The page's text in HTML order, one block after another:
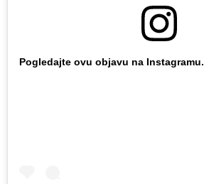
Pogledajte ovu objavu na Instagramu.